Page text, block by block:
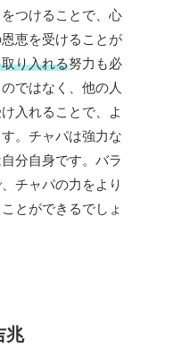
つけることで、心
恵を受けることが
り入れる努力も必
ではなく、他の人
入れることで、よ
。チャパは強力な
分自身です。バラ
チャパの力をより
とができるでしょ
兆